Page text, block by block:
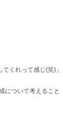
くれって感じ(笑)」
について考えること